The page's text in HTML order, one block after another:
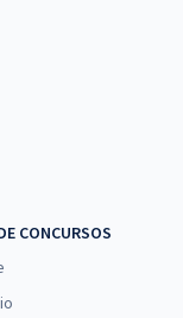
Região - Analista
Federal
CONCURSOS